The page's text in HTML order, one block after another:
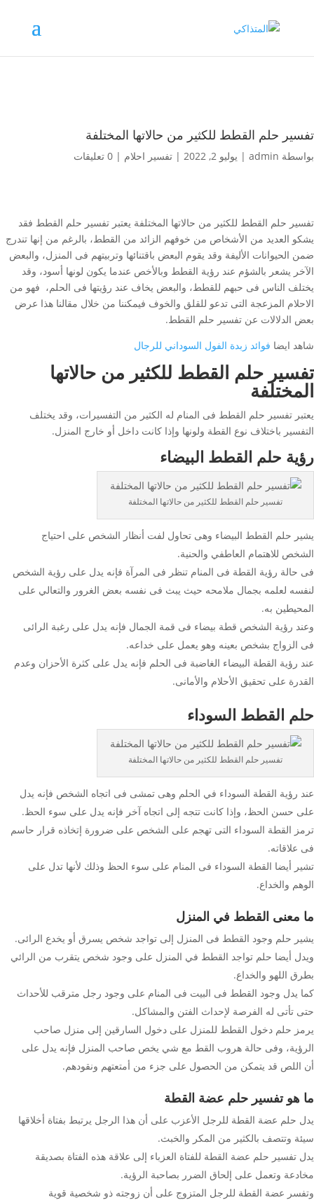
تفسير حلم القطط للكثير من حالاتها المختلفة
بواسطة admin
| يوليو 2, 2022 | تفسير احلام | 0 تعليقات
تفسير حلم القطط للكثير من حالاتها المختلفة يعتبر تفسير حلم القطط فقد
يشكو العديد من الأشخاص من خوفهم الزائد من القطط، بالرغم من إنها تندرج
ضمن الحيوانات الأليفة وقد يقوم البعض باقتنائها وتربيتهم فى المنزل، والبعض
الآخر يشعر بالشؤم عند رؤية القطط وبالأخص عندما يكون لونها أسود، وقد
يختلف الناس فى حبهم للقطط، والبعض يخاف عند رؤيتها فى الحلم، فهو من
الاحلام المزعجة التى تدعو للقلق والخوف فيمكننا من خلال مقالنا هذا عرض
بعض الدلالات عن تفسير حلم القطط.
شاهد ايضا فوائد زبدة الفول السوداني للرجال
تفسير حلم القطط للكثير من حالاتها
المختلفة
يعتبر تفسير حلم القطط فى المنام له الكثير من التفسيرات، وقد يختلف
التفسير باختلاف نوع القطة ولونها وإذا كانت داخل أو خارج المنزل.
رؤية حلم القطط البيضاء
تفسير حلم القطط للكثير من حالاتها المختلفة
يشير حلم القطط البيضاء وهى تحاول لفت أنظار الشخص على احتياج
الشخص للاهتمام العاطفي والحنية.
فى حالة رؤية القطة فى المنام تنظر فى المرآة فإنه يدل على رؤية الشخص
لنفسه لعلمه بجمال ملامحه حيث يبث فى نفسه بعض الغرور والتعالي على
المحيطين به.
وعند رؤية الشخص قطة بيضاء فى قمة الجمال فإنه يدل على رغبة الرائى
فى الزواج بشخص بعينه وهو يعمل على خداعه.
عند رؤية القطة البيضاء الغاضبة فى الحلم فإنه يدل على كثرة الأحزان وعدم
القدرة على تحقيق الأحلام والأمانى.
حلم القطط السوداء
تفسير حلم القطط للكثير من حالاتها المختلفة
عند رؤية القطة السوداء في الحلم وهى تمشى فى اتجاه الشخص فإنه يدل
على حسن الحظ، وإذا كانت تتجه إلى اتجاه آخر فإنه يدل على سوء الحظ.
ترمز القطة السوداء التى تهجم على الشخص على ضرورة إتخاذه قرار حاسم
فى علاقاته.
تشير أيضا القطة السوداء فى المنام على سوء الحظ وذلك لأنها تدل على
الوهم والخداع.
ما معنى القطط في المنزل
يشير حلم وجود القطط فى المنزل إلى تواجد شخص يسرق أو يخدع الرائى.
ويدل أيضا حلم تواجد القطط في المنزل على وجود شخص يتقرب من الرائي
بطرق اللهو والخداع.
كما يدل وجود القطط فى البيت فى المنام على وجود رجل مترقب للأحداث
حتى تأتى له الفرصة لإحداث الفتن والمشاكل.
يرمز حلم دخول القطط للمنزل على دخول السارقين إلى منزل صاحب
الرؤية، وفى حالة هروب القط مع شي يخص صاحب المنزل فإنه يدل على
أن اللص قد يتمكن من الحصول على جزء من أمتعتهم ونقودهم.
ما هو تفسير حلم عضة القطة
يدل حلم عضة القطة للرجل الأعزب على أن هذا الرجل يرتبط بفتاة أخلاقها
سيئة وتتصف بالكثير من المكر والخبث.
يدل تفسير حلم عضة القطة للفتاة العزباء إلى علاقة هذه الفتاة بصديقة
مخادعة وتعمل على إلحاق الضرر بصاحبة الرؤية.
وتفسر عضة القطة للرجل المتزوج على أن زوجته ذو شخصية قوية